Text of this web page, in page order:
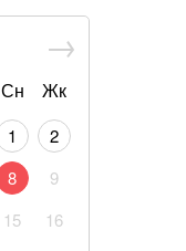
Сн Жк
1
2
8
9
15
16